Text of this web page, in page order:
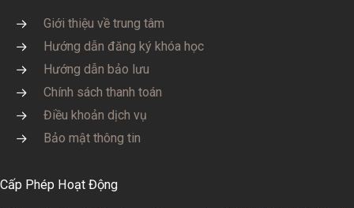
Giới thiệu về trung tâm
Hướng dẫn đăng ký khóa học
Hướng dẫn bảo lưu
Chính sách thanh toán
Điều khoản dịch vụ
Bảo mật thông tin
Cấp Phép Hoạt Động